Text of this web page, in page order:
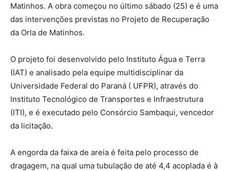
Matinhos. A obra começou no último sábado (25) e é uma
das intervenções previstas no Projeto de Recuperação
da Orla de Matinhos.
O projeto foi desenvolvido pelo Instituto Água e Terra
(IAT) e analisado pela equipe multidisciplinar da
Universidade Federal do Paraná ( UFPR), através do
Instituto Tecnológico de Transportes e Infraestrutura
(ITI), e é executado pelo Consórcio Sambaqui, vencedor
da licitação.
A engorda da faixa de areia é feita pelo processo de
dragagem, na qual uma tubulação de até 4,4 acoplada é à